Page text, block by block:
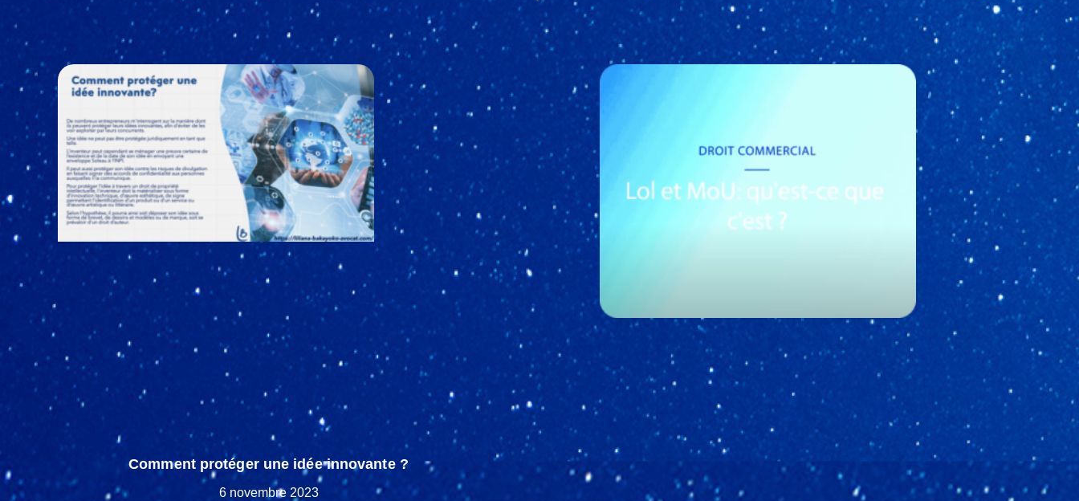
Comment protéger une idée innovante ?
6 novembre 2023